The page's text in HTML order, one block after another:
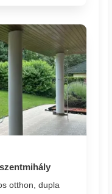
otthon, dupla